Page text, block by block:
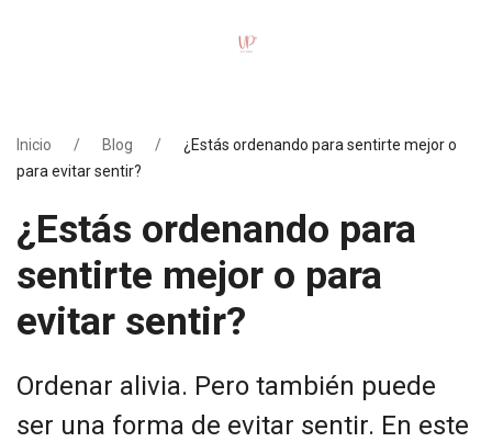
Inicio Blog
¿Estás ordenando para sentirte mejor o
para evitar sentir?
¿Estás ordenando para
sentirte mejor o para
evitar sentir?
Ordenar alivia. Pero también puede
ser una forma de evitar sentir. En este